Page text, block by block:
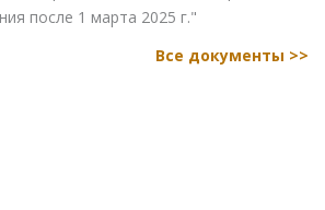
после 1 марта 2025 г."
Все документы >>